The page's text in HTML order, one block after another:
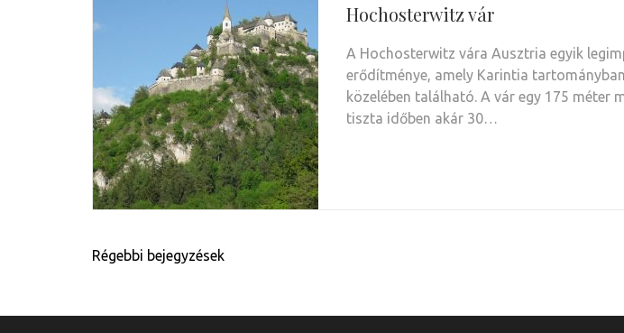
Hochosterwitz vár
A Hochosterwitz vára Ausztria egyik
erődítménye, amely Karintia
közelében található. A vár egy 175 méter
tiszta időben akár 30…
Bejegyzés
Régebbi bejegyzések